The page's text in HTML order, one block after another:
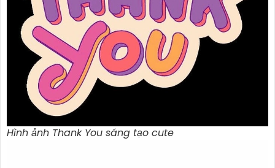
Hình ảnh Thank You sáng tạo cute